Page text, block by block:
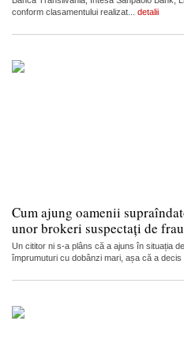
conform clasamentului realizat... detalii
Cum ajung oamenii
unor brokeri suspectați de
Un cititor ni s-a plâns că a ajuns în situația
împrumuturi cu dobânzi mari, așa că a decis